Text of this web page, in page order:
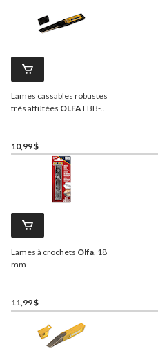
Lames cassables robustes
très affûtées OLFALBB-
10,99 $
Lames à crochets Olfa, 18
mm
11,99 $